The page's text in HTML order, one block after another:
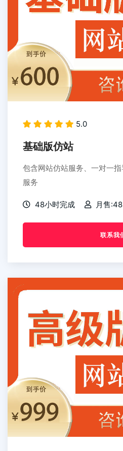
5.0
基础版仿站
包含网站仿站服务、一对一
服务
48小时完成 月售:48
联系我